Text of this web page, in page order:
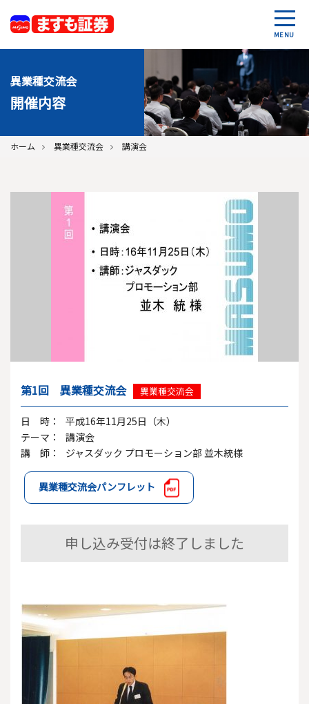
MENU
異業種交流会
開催内容
ホーム 異業種交流会 講演会
第1回 異業種交流会 異業種交流会
日 時：
平成16年11月25日（木）
テーマ：
講演会
講 師：
ジャスダック プロモーション部 並木統様
異業種交流会パンフレット
申し込み受付は終了しました